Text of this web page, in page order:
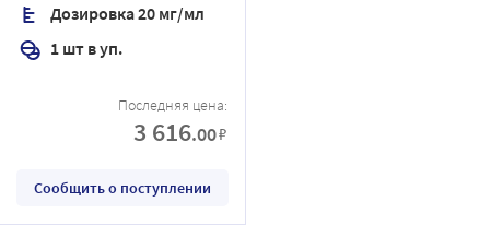
Дозировка 20 мг/мл
1 шт в уп.
Последняя цена:
3 616.00₽
Сообщить о поступлении